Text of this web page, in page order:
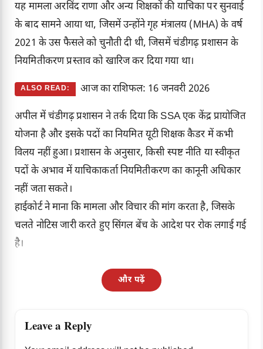
यह मामला अरविंद राणा और अन्य शिक्षकों की याचिका पर सुनवाई
के बाद सामने आया था, जिसमें उन्होंने गृह मंत्रालय (MHA) के वर्ष
2021 के उस फैसले को चुनौती दी थी, जिसमें चंडीगढ़ प्रशासन के
नियमितीकरण प्रस्ताव को खारिज कर दिया गया था।
ALSO READ: आज का राशिफल: 16 जनवरी 2026
अपील में चंडीगढ़ प्रशासन ने तर्क दिया कि SSA एक केंद्र प्रायोजित
योजना है और इसके पदों का नियमित यूटी शिक्षक कैडर में कभी
विलय नहीं हुआ। प्रशासन के अनुसार, किसी स्पष्ट नीति या स्वीकृत
पदों के अभाव में याचिकाकर्ता नियमितीकरण का कानूनी अधिकार
नहीं जता सकते।
हाईकोर्ट ने माना कि मामला और विचार की मांग करता है, जिसके
चलते नोटिस जारी करते हुए सिंगल बेंच के आदेश पर रोक लगाई गई
है।
और पढ़ें
Leave a Reply